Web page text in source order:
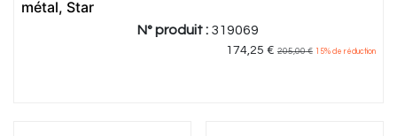
métal, Star
N° produit : 319069
174,25 € 205,00€ 15% de réduction